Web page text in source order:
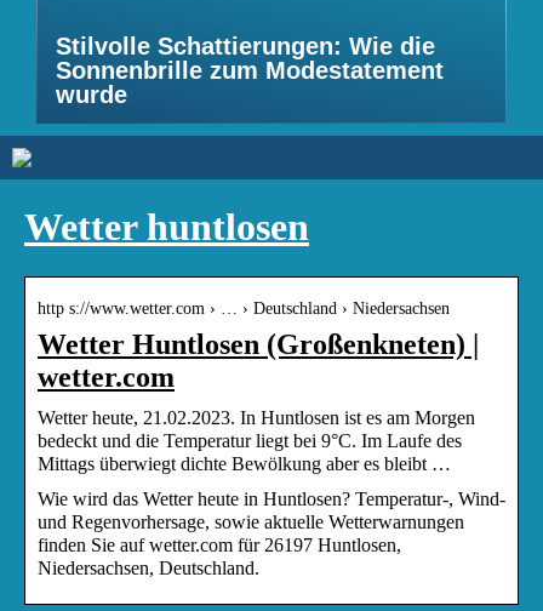
Stilvolle Schattierungen: Wie die
Sonnenbrille zum Modestatement
wurde
Wetter huntlosen
http s://www.wetter.com › … › Deutschland › Niedersachsen
Wetter Huntlosen (Großenkneten) |
wetter.com
Wetter heute, 21.02.2023. In Huntlosen ist es am Morgen
bedeckt und die Temperatur liegt bei 9°C. Im Laufe des
Mittags überwiegt dichte Bewölkung aber es bleibt …
Wie wird das Wetter heute in Huntlosen? Temperatur-, Wind-
und Regenvorhersage, sowie aktuelle Wetterwarnungen
finden Sie auf wetter.com für 26197 Huntlosen,
Niedersachsen, Deutschland.